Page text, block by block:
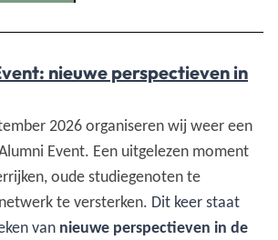
nieuwe perspectieven in
2026 organiseren wij weer een
Event. Een uitgelezen moment
oude studiegenoten te
te versterken. Dit keer staat
van nieuwe perspectieven in de